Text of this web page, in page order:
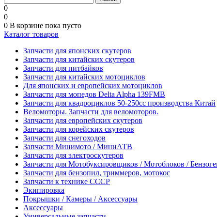
0
0
0 В корзине пока пусто
Каталог товаров
Запчасти для японских скутеров
Запчасти для китайских скутеров
Запчасти для питбайков
Запчасти для китайских мотоциклов
Для японских и европейских мотоциклов
Запчасти для мопедов Delta Alpha 139FMB
Запчасти для квадроциклов 50-250сс производства Китай
Веломоторы. Запчасти для веломоторов.
Запчасти для европейских скутеров
Запчасти для корейских скутеров
Запчасти для снегоходов
Запчасти Минимото / МиниАТВ
Запчасти для электроскутеров
Запчасти для Мотобуксировщиков / Мотоблоков /
Запчасти для бензопил, триммеров, мотокос
Запчасти к технике СССР
Экипировка
Покрышки / Камеры / Аксессуары
Аксессуары